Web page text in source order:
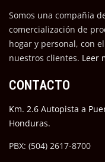
Somos una compañía
comercialización de
hogar y personal, con
nuestros clientes. Leer
CONTACTO
Km. 2.6 Autopista a
Honduras.
PBX: (504) 2617-8700